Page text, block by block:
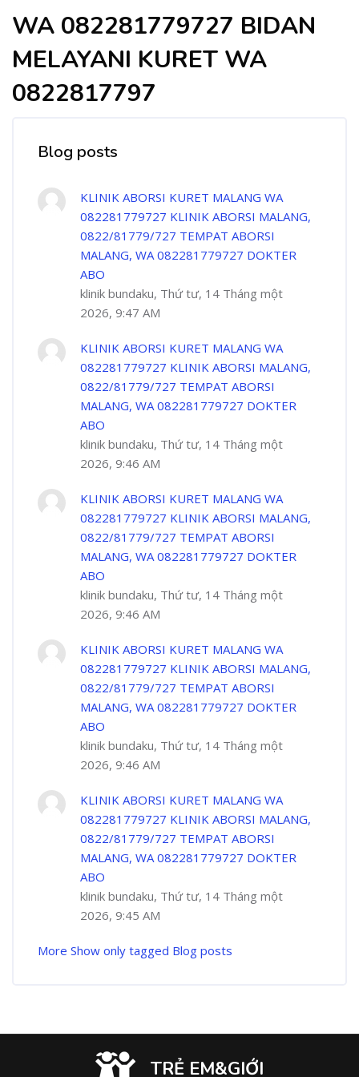
WA 082281779727 BIDAN
MELAYANI KURET WA
0822817797
Blog posts
KLINIK ABORSI KURET MALANG WA
082281779727 KLINIK ABORSI MALANG,
0822/81779/727 TEMPAT ABORSI
MALANG, WA 082281779727 DOKTER
ABO
klinik bundaku, Thứ tư, 14 Tháng một
2026, 9:47 AM
KLINIK ABORSI KURET MALANG WA
082281779727 KLINIK ABORSI MALANG,
0822/81779/727 TEMPAT ABORSI
MALANG, WA 082281779727 DOKTER
ABO
klinik bundaku, Thứ tư, 14 Tháng một
2026, 9:46 AM
KLINIK ABORSI KURET MALANG WA
082281779727 KLINIK ABORSI MALANG,
0822/81779/727 TEMPAT ABORSI
MALANG, WA 082281779727 DOKTER
ABO
klinik bundaku, Thứ tư, 14 Tháng một
2026, 9:46 AM
KLINIK ABORSI KURET MALANG WA
082281779727 KLINIK ABORSI MALANG,
0822/81779/727 TEMPAT ABORSI
MALANG, WA 082281779727 DOKTER
ABO
klinik bundaku, Thứ tư, 14 Tháng một
2026, 9:46 AM
KLINIK ABORSI KURET MALANG WA
082281779727 KLINIK ABORSI MALANG,
0822/81779/727 TEMPAT ABORSI
MALANG, WA 082281779727 DOKTER
ABO
klinik bundaku, Thứ tư, 14 Tháng một
2026, 9:45 AM
More Show only tagged Blog posts
TRẺ EM&GIỚI